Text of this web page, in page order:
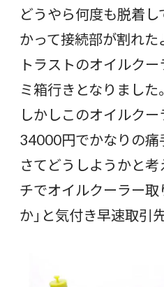
どうやら何度も脱着
かって接続部が割れた
トラストのオイルク
ミ箱行きとなりました
しかしこのオイルク
34000円でかなりの痛
さてどうしようかと考
チでオイルクーラー
か」と気付き早速取引